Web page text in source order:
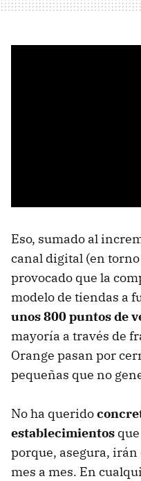
Eso, sumado al
canal digital (en
provocado que la
modelo de tiendas a
unos 800 puntos de
mayoría a través de
Orange pasan por
pequeñas que no
No ha querido
establecimientos
porque, asegura,
mes a mes. En